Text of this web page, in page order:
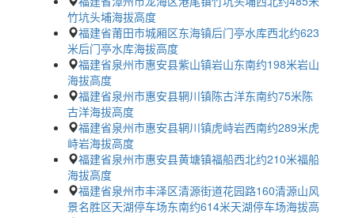
竹坑头埔海拔高度
福建省莆田市城厢区东海镇后门亭水库西北约623
米后门亭水库海拔高度
福建省泉州市惠安县紫山镇岩山东南约198米岩山
海拔高度
福建省泉州市惠安县辋川镇陈古洋东南约75米陈
古洋海拔高度
福建省泉州市惠安县辋川镇虎峙岩西南约289米虎
峙岩海拔高度
福建省泉州市惠安县黄塘镇福船西北约210米福船
海拔高度
福建省泉州市丰泽区清源街道花园路160清源山风
景名胜区天湖停车场东南约614米天湖停车场海拔高